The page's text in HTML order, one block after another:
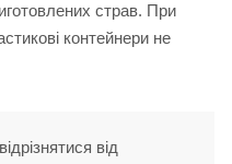
страв. При
контейнери не
від